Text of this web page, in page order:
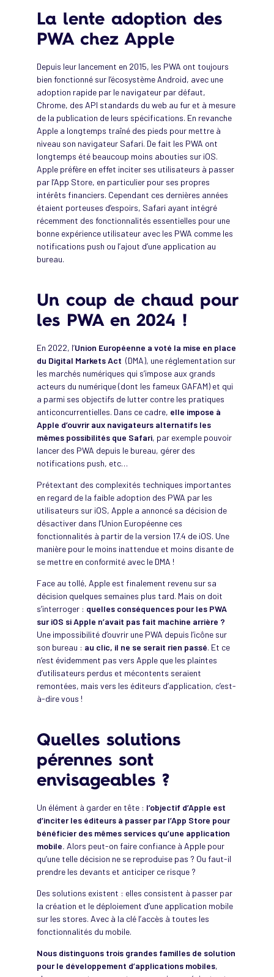
La lente adoption des
PWA chez Apple
Depuis leur lancement en 2015, les PWA ont toujours
bien fonctionné sur l’écosystème Android, avec une
adoption rapide par le navigateur par défaut,
Chrome, des API standards du web au fur et à mesure
de la publication de leurs spécifications. En revanche
Apple a longtemps traîné des pieds pour mettre à
niveau son navigateur Safari. De fait les PWA ont
longtemps été beaucoup moins abouties sur iOS.
Apple préfère en effet inciter ses utilisateurs à passer
par l’App Store, en particulier pour ses propres
intérêts financiers. Cependant ces dernières années
étaient porteuses d’espoirs, Safari ayant intégré
récemment des fonctionnalités essentielles pour une
bonne expérience utilisateur avec les PWA comme les
notifications push ou l’ajout d’une application au
bureau.
Un coup de chaud pour
les PWA en 2024 !
En 2022, l’Union Européenne a voté la mise en place
du Digital Markets Act (DMA), une réglementation sur
les marchés numériques qui s’impose aux grands
acteurs du numérique (dont les fameux GAFAM) et qui
a parmi ses objectifs de lutter contre les pratiques
anticoncurrentielles. Dans ce cadre, elle impose à
Apple d’ouvrir aux navigateurs alternatifs les
mêmes possibilités que Safari, par exemple pouvoir
lancer des PWA depuis le bureau, gérer des
notifications push, etc…
Prétextant des complexités techniques importantes
en regard de la faible adoption des PWA par les
utilisateurs sur iOS, Apple a annoncé sa décision de
désactiver dans l’Union Européenne ces
fonctionnalités à partir de la version 17.4 de iOS. Une
manière pour le moins inattendue et moins disante de
se mettre en conformité avec le DMA !
Face au tollé, Apple est finalement revenu sur sa
décision quelques semaines plus tard. Mais on doit
s’interroger : quelles conséquences pour les PWA
sur iOS si Apple n’avait pas fait machine arrière ?
Une impossibilité d’ouvrir une PWA depuis l’icône sur
son bureau : au clic, il ne se serait rien passé. Et ce
n’est évidemment pas vers Apple que les plaintes
d’utilisateurs perdus et mécontents seraient
remontées, mais vers les éditeurs d’application, c’est-
à-dire vous !
Quelles solutions
pérennes sont
envisageables ?
Un élément à garder en tête : l’objectif d’Apple est
d’inciter les éditeurs à passer par l’App Store pour
bénéficier des mêmes services qu’une application
mobile. Alors peut-on faire confiance à Apple pour
qu’une telle décision ne se reproduise pas ? Ou faut-il
prendre les devants et anticiper ce risque ?
Des solutions existent : elles consistent à passer par
la création et le déploiement d’une application mobile
sur les stores. Avec à la clé l’accès à toutes les
fonctionnalités du mobile.
Nous distinguons trois grandes familles de solution
pour le développement d’applications mobiles,